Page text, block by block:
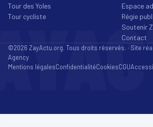
Tour des Yoles
Tour cycliste
Espace
Régie
Soutenir
Contact
©2026 ZayActu.org. Tous droits réservés. · Site
Agency
Mentions légalesConfidentialitéCookiesCGU